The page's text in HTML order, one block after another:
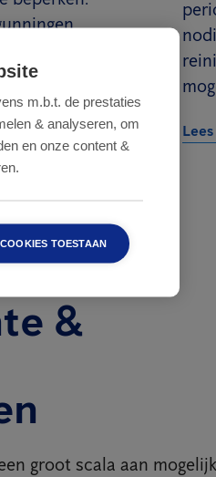
&
groot scala aan
m.b.t. de prestaties
& analyseren, om
en onze content &
TOESTAAN